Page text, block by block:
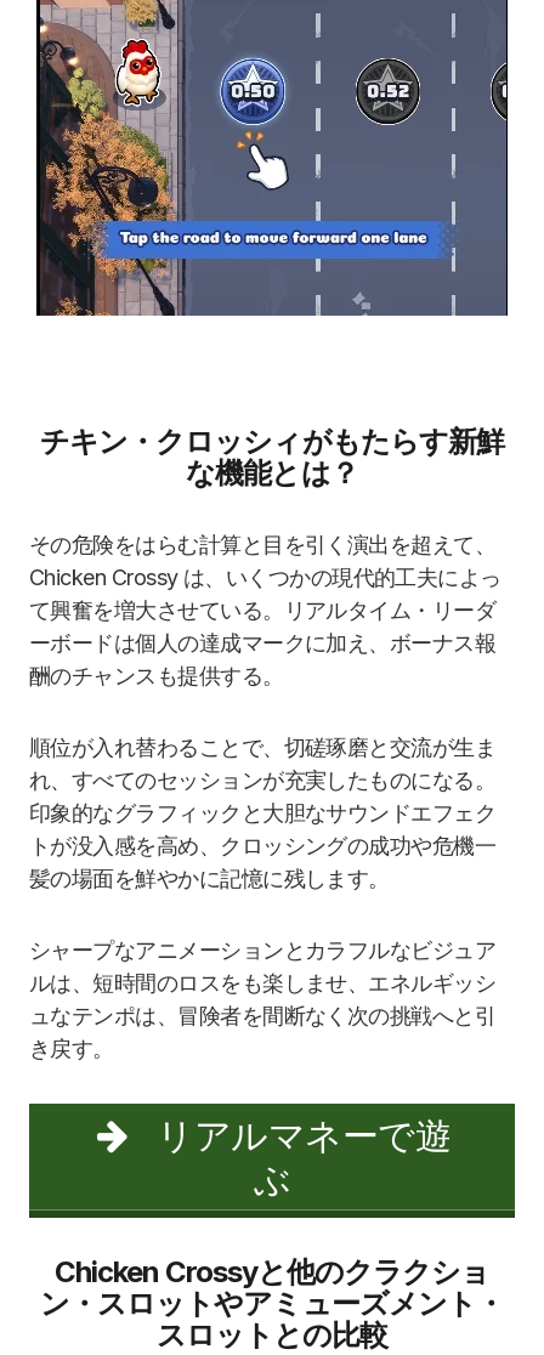
チキン・クロッシィがもたらす新鮮
な機能とは？
その危険をはらむ計算と目を引く演出を超えて、
Chicken Crossy は、いくつかの現代的工夫によっ
て興奮を増大させている。リアルタイム・リーダ
ーボードは個人の達成マークに加え、ボーナス報
酬のチャンスも提供する。
順位が入れ替わることで、切磋琢磨と交流が生ま
れ、すべてのセッションが充実したものになる。
印象的なグラフィックと大胆なサウンドエフェク
トが没入感を高め、クロッシングの成功や危機一
髪の場面を鮮やかに記憶に残します。
シャープなアニメーションとカラフルなビジュア
ルは、短時間のロスをも楽しませ、エネルギッシ
ュなテンポは、冒険者を間断なく次の挑戦へと引
き戻す。
リアルマネーで遊
ぶ
Chicken Crossyと他のクラクショ
ン・スロットやアミューズメント・
スロットとの比較